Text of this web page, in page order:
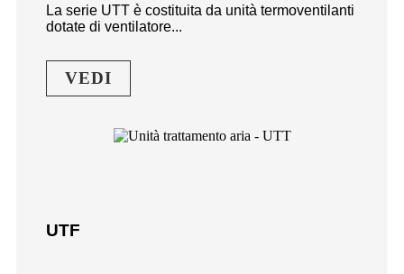
La serie UTT è costituita da unità termoventilanti
dotate di ventilatore...
VEDI
UTF